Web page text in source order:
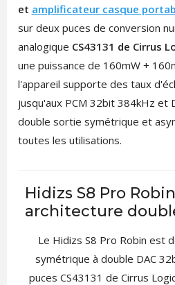
et amplificateur casque
sur deux puces de conversion
analogique CS43131 de Cirrus
une puissance de 160mW +
l'appareil supporte des taux
jusqu'aux PCM 32bit 384kHz et
double sortie symétrique et
toutes les utilisations.
Hidizs S8 Pro
architecture
Le Hidizs S8 Pro Robin est
symétrique à double DAC
puces CS43131 de Cirrus